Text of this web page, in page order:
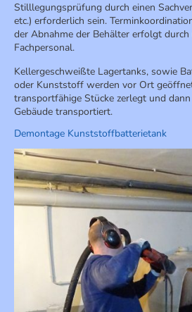
Stilllegungsprüfung durch einen
etc.) erforderlich sein.
der Abnahme der Behälter erfolgt
Fachpersonal.
Kellergeschweißte Lagertanks, sowie
oder Kunststoff werden vor Ort
transportfähige Stücke zerlegt und
Gebäude transportiert.
Demontage Kunststoffbatterietank